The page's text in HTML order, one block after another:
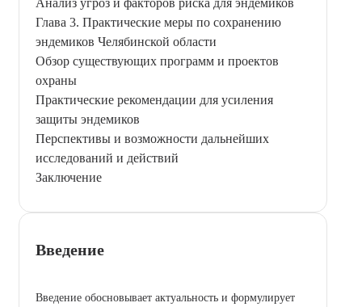
Глава 3. Практические меры по сохранению
эндемиков Челябинской области
Обзор существующих программ и проектов
охраны
Практические рекомендации для усиления
защиты эндемиков
Перспективы и возможности дальнейших
исследований и действий
Заключение
Введение
Введение обосновывает актуальность и формулирует